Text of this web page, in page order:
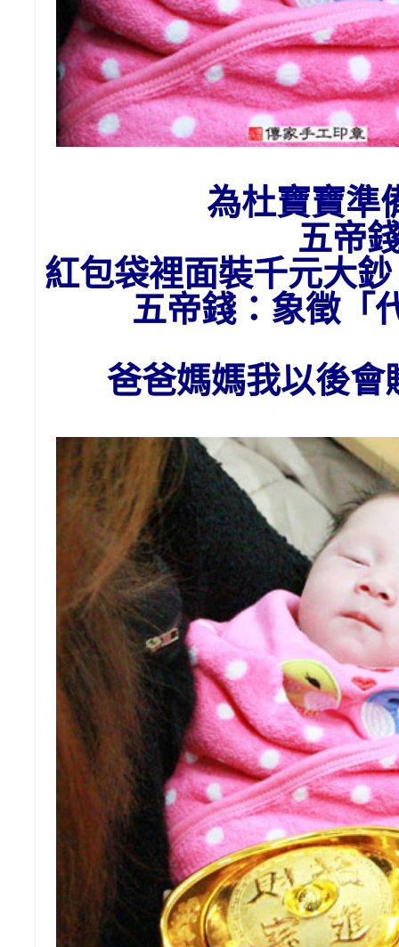
為杜寶寶準
五帝
紅包袋裡面裝千元大
五帝錢：象徵「
爸爸媽媽我以後會